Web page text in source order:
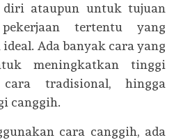
diri ataupun untuk tujuan
tertentu yang
Ada banyak cara yang
meningkatkan tinggi
tradisional, hingga
canggih.
cara canggih, ada